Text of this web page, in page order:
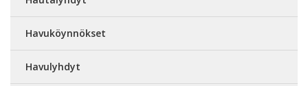
Havuköynnökset
Havulyhdyt